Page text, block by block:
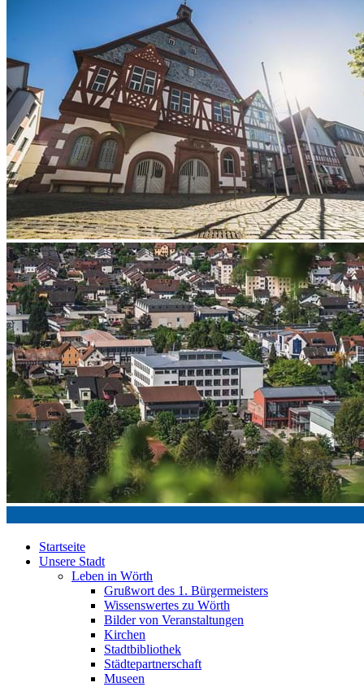
Startseite
Unsere Stadt
Leben in Wörth
Grußwort des 1. Bürgermeisters
Wissenswertes zu Wörth
Bilder von Veranstaltungen
Kirchen
Stadtbibliothek
Städtepartnerschaft
Museen